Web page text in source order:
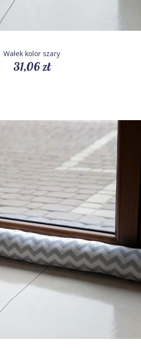
Wałek kolor szary
31,06 zł